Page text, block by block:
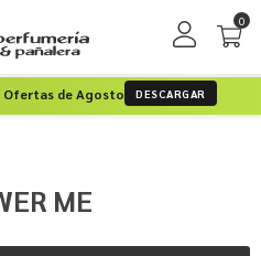
0
Ofertas de Agosto DESCARGAR
ME